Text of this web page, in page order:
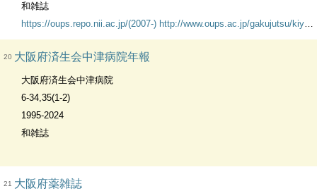
和雑誌
https://oups.repo.nii.ac.jp/(2007-) http://www.oups.ac.jp/gakujutsu/kiyo.html
20 大阪府済生会中津病院年報
大阪府済生会中津病院
6-34,35(1-2)
1995-2024
和雑誌
21 大阪府薬雑誌